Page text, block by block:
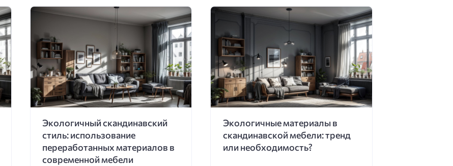
Экологичный скандинавский
стиль: использование
переработанных материалов в
современной мебели
Экологичные материалы в
скандинавской мебели: тренд
или необходимость?